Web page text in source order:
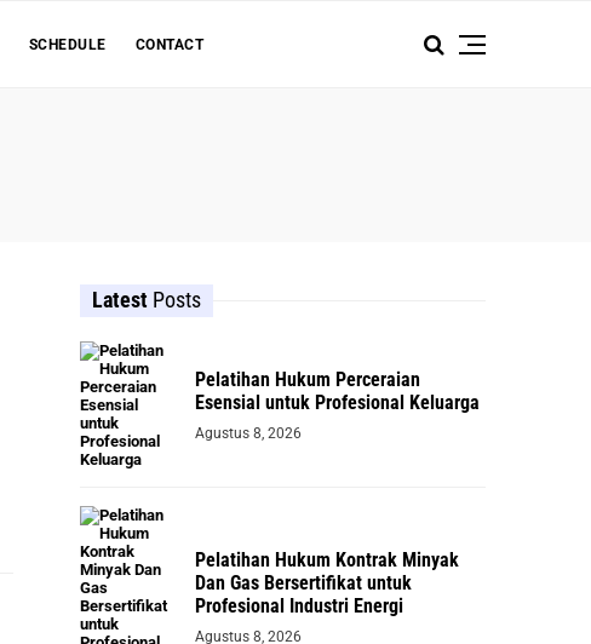
SCHEDULE CONTACT
Latest Posts
Pelatihan Hukum Perceraian
Esensial untuk Profesional Keluarga
Agustus 8, 2026
Pelatihan Hukum Kontrak Minyak
Dan Gas Bersertifikat untuk
Profesional Industri Energi
Agustus 8, 2026